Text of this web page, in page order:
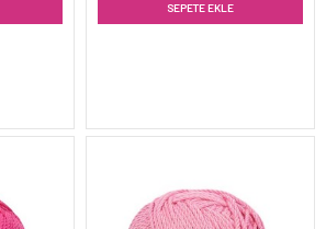
SEPETE EKLE